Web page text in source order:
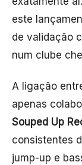
este
de validação
num clube
A ligação
apenas
Souped Up
consistentes
jump-up e